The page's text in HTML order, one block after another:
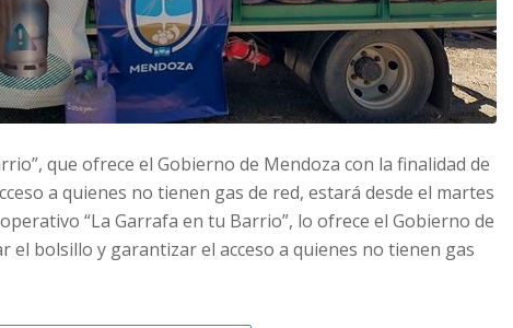
que ofrece el Gobierno de Mendoza con la finalidad de
a quienes no tienen gas de red, estará desde el martes
“La Garrafa en tu Barrio”, lo ofrece el Gobierno de
el bolsillo y garantizar el acceso a quienes no tienen gas